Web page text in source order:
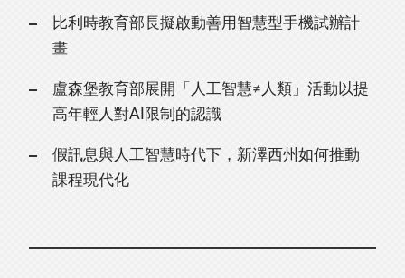
比利時教育部長擬啟動善用智慧型手機試辦計
畫
盧森堡教育部展開「人工智慧≠人類」活動以提
高年輕人對AI限制的認識
假訊息與人工智慧時代下，新澤西州如何推動
課程現代化